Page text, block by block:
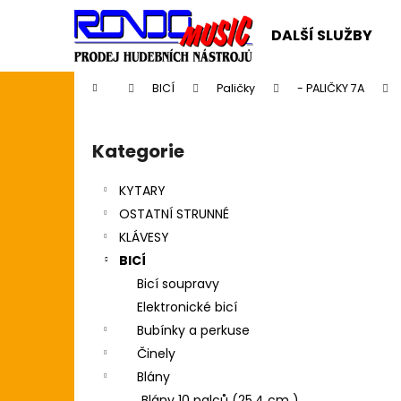
DALŠÍ SLUŽBY
Domů BICÍ Paličky - PALIČKY 7A
Přeskočit
kategorie
Kategorie
KYTARY
OSTATNÍ STRUNNÉ
KLÁVESY
BICÍ
Bicí soupravy
Elektronické bicí
Bubínky a perkuse
Činely
Blány
í
Zpět
do
Zpět
do
CASIO CDP S110BK BEZ STOJANU